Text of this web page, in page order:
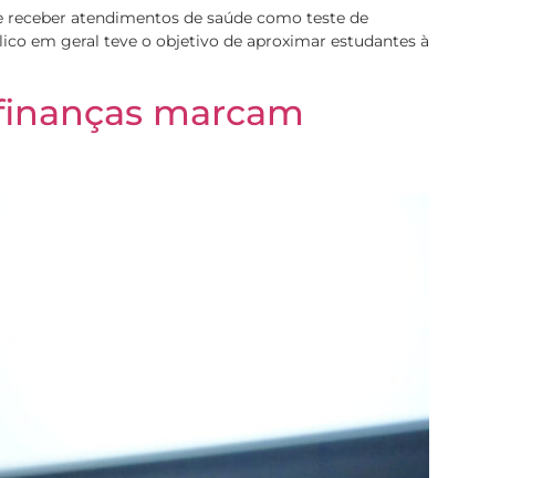
atendimentos de saúde como teste de
em geral teve o objetivo de aproximar estudantes à
marcam